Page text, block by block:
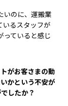
いのに、運搬業
いるスタッフが
っていると感じ
がお客さまの動
かという不安が
したか？